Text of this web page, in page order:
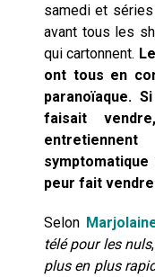
samedi et
avant tous les
qui cartonnent.
ont tous en
paranoïaque.
faisait
peur fait
Selon
télé pour les nuls
plus en plus